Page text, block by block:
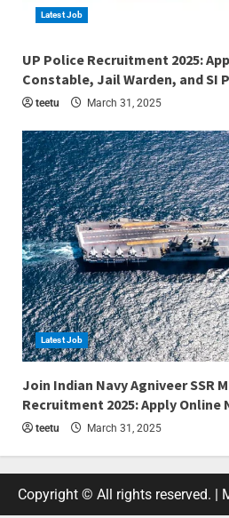
Latest Job
UP Police Recruitment 2025:
Constable, Jail Warden, and SI
teetu March 31, 2025
Latest Job
Join Indian Navy Agniveer SSR
Recruitment 2025: Apply Online
teetu March 31, 2025
Copyright © All rights reserved.